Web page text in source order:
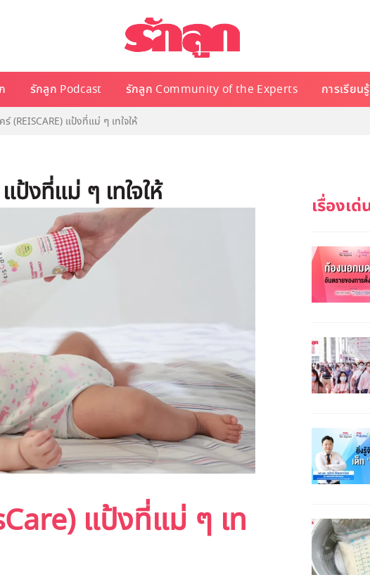
รักลูก Podcast รักลูก Community of the Experts การเรียนรู้
ร์ (REISCARE) แป้งที่แม่ ๆ เทใจให้
ป้งที่แม่ ๆ เทใจให้
แป้งที่แม่ ๆ เท